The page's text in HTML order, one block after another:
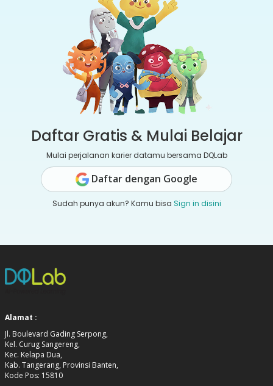
Daftar Gratis & Mulai Belajar
Mulai perjalanan karier datamu bersama DQLab
Daftar dengan Google
Sudah punya akun? Kamu bisa Sign in disini
Alamat :
Jl. Boulevard Gading Serpong,
Kel. Curug Sangereng,
Kec. Kelapa Dua,
Kab. Tangerang, Provinsi Banten,
Kode Pos: 15810